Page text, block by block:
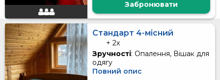
Забронювати
Стандарт 4-місний
+ 2x
Зручності: Опалення, Вішак для
одягу
Повний опис